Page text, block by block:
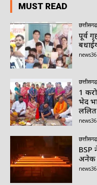
MUST READ
छत्तीसगढ़
पूर्व
छत्तीसगढ़
1
भेद
ललित
छत्तीसगढ़
BSP
अनेक